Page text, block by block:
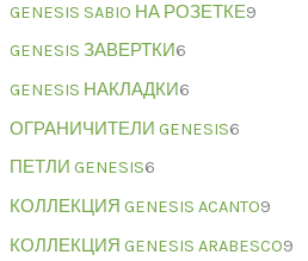
GENESIS SABIO НА РОЗЕТКЕ9
GENESIS ЗАВЕРТКИ6
GENESIS НАКЛАДКИ6
ОГРАНИЧИТЕЛИ GENESIS6
ПЕТЛИ GENESIS6
КОЛЛЕКЦИЯ GENESIS ACANTO9
КОЛЛЕКЦИЯ GENESIS ARABESCO9